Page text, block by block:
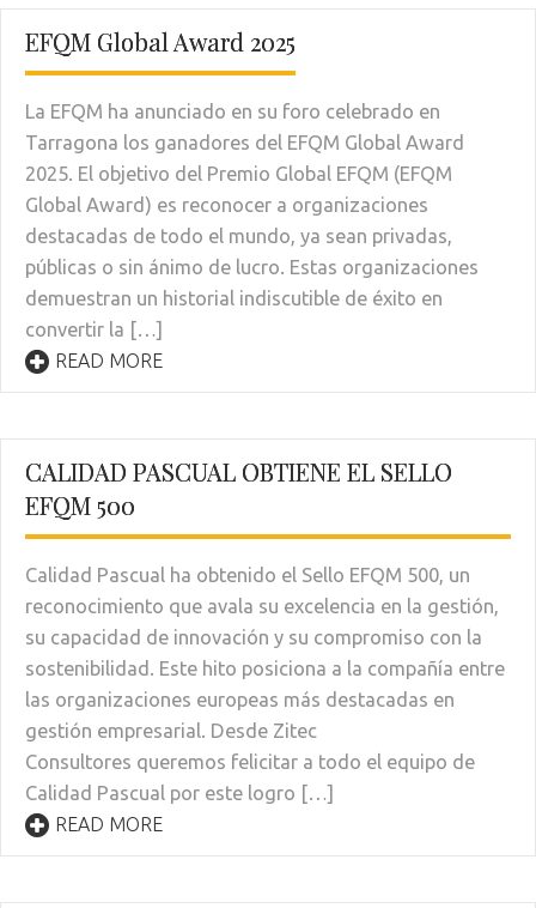
EFQM Global Award 2025
La EFQM ha anunciado en su foro celebrado en
Tarragona los ganadores del EFQM Global Award
2025. El objetivo del Premio Global EFQM (EFQM
Global Award) es reconocer a organizaciones
destacadas de todo el mundo, ya sean privadas,
públicas o sin ánimo de lucro. Estas organizaciones
demuestran un historial indiscutible de éxito en
convertir la […]
READ MORE
CALIDAD PASCUAL OBTIENE EL SELLO
EFQM 500
Calidad Pascual ha obtenido el Sello EFQM 500, un
reconocimiento que avala su excelencia en la gestión,
su capacidad de innovación y su compromiso con la
sostenibilidad. Este hito posiciona a la compañía entre
las organizaciones europeas más destacadas en
gestión empresarial. Desde Zitec
Consultores queremos felicitar a todo el equipo de
Calidad Pascual por este logro […]
READ MORE